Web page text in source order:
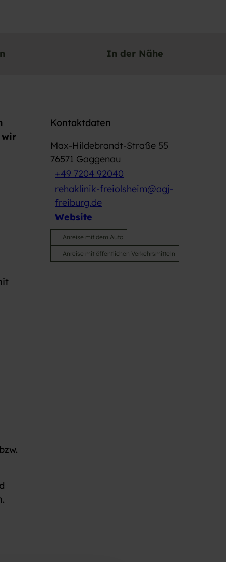
In der Nähe
wir
Kontaktdaten
Max-Hildebrandt-Straße 55
76571 Gaggenau
+49 7204 92040
rehaklinik-freiolsheim@agj-
freiburg.de
Website
Anreise mit dem Auto
Anreise mit öffentlichen Verkehrsmitteln